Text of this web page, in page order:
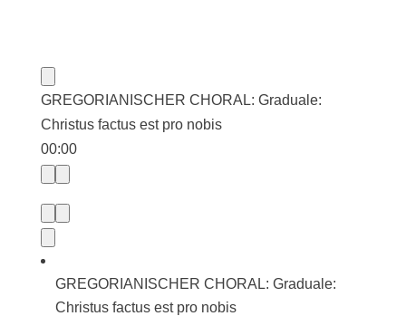
GREGORIANISCHER CHORAL: Graduale:
Christus factus est pro nobis
00:00
GREGORIANISCHER CHORAL: Graduale:
Christus factus est pro nobis